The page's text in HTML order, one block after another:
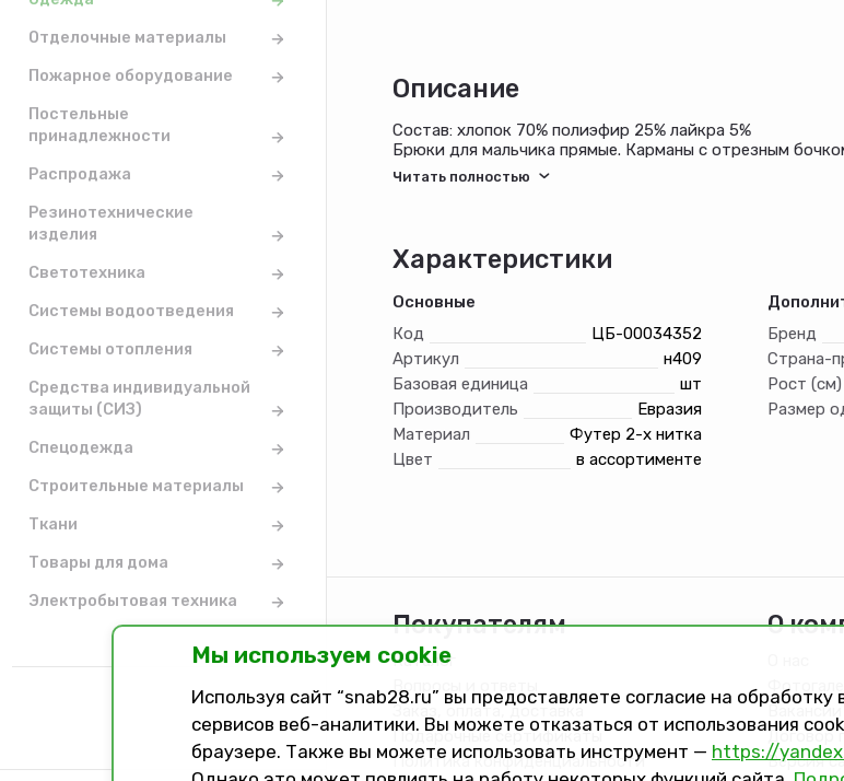
Отделочные материалы
Пожарное оборудование
Постельные
принадлежности
Распродажа
Резинотехнические
изделия
Светотехника
Системы водоотведения
Системы отопления
Средства индивидуальной
защиты (СИЗ)
Спецодежда
Строительные материалы
Ткани
Товары для дома
Электробытовая техника
Описание
Состав: хлопок 70% полиэфир 25% лайкра 5%
Брюки для мальчика прямые. Карманы с отрезным
полотна. На передней части имитация гульфика. На
Характеристики
Основные
Код
ЦБ-00034352
Артикул
н409
Базовая единица
шт
Производитель
Евразия
Материал
Футер 2-х нитка
Цвет
в ассортименте
Бренд
Страна-
Рост (см)
Размер
Покупателям
Каталог
Вопросы и ответы
Заказ, оплата, доставка
Подарочные сертификаты
Политика конфиденциальности
О
Вакансии
Договор
Версия
Мы используем cookie
Используя сайт “snab28.ru” вы предоставляете согласие на
сервисов веб-аналитики. Вы можете отказаться от использования
браузере. Также вы можете использовать инструмент — https://